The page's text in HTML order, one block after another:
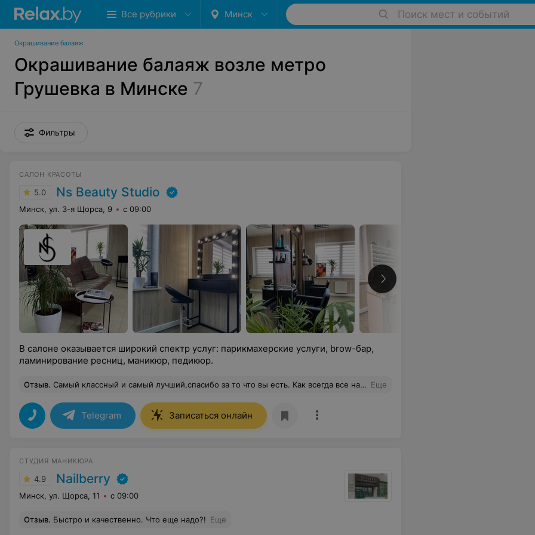
Все рубрики Минск Поиск мест и событий
Окрашивание балаяж
Окрашивание балаяж возле метро
Грушевка в Минске 7
Фильтры
САЛОН КРАСОТЫ
5.0 Ns Beauty Studio
Минск, ул. 3-я Щорса, 9 с 09:00
В салоне оказывается широкий спектр услуг: парикмахерские услуги, brow-бар,
ламинирование ресниц, маникюр, педикюр.
Отзыв. Самый классный и самый лучший,спасибо за то что вы есть. Как всегда все на высшем уровне Еще
Telegram Записаться онлайн
СТУДИЯ МАНИКЮРА
4.9 Nailberry
Минск, ул. Щорса, 11 с 09:00
Отзыв. Быстро и качественно. Что еще надо?! Еще